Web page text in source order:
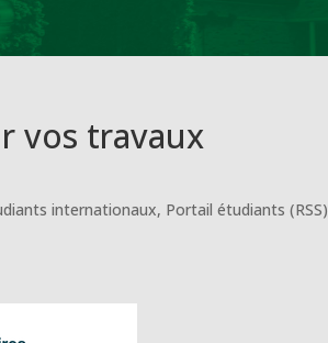
vos travaux
internationaux, Portail étudiants (RSS)